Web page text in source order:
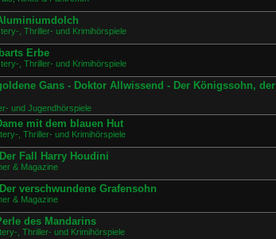
, Thriller- und Krimihörspiele
Erbe
, Thriller- und Krimihörspiele
Gans - Doktor Allwissend - Der Königssohn, der
und Jugendhörspiele
mit dem blauen Hut
, Thriller- und Krimihörspiele
Fall Harry Houdini
& Magazine
verschwundene Grafensohn
& Magazine
des Mandarins
, Thriller- und Krimihörspiele